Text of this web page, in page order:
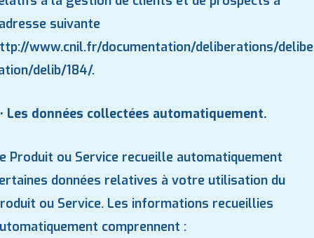
suivante
www.cnil.fr/documentation/deliberations/delibe
delib/184/.
Les données collectées automatiquement.
Produit ou Service recueille automatiquement
données relatives à votre utilisation du
ou Service. Les informations recueillies
comprennent :